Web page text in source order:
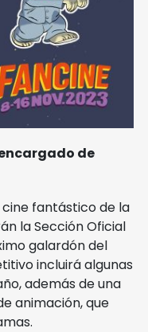
de
cine fantástico de la
la Sección Oficial
galardón del
incluirá algunas
además de una
animación, que